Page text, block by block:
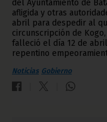
del Ayuntamiento de
afligida y otras
abril para despedir al
circunscripción de
falleció el día 12 de
repentino
Noticias Gobierno